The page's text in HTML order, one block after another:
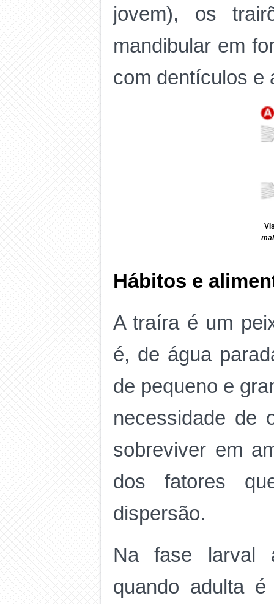
jovem), os
mandibular em
com dentículos e
Hábitos e
A traíra é um
é, de água
de pequeno e
necessidade de
sobreviver em
dos fatores
dispersão.
Na fase larval
quando adulta